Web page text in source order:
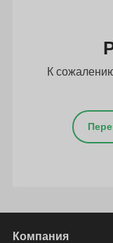
К
Компания